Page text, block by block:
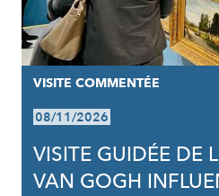
VISITE COMMENTÉE
08/11/2026
VISITE GUIDÉE DE
VAN GOGH